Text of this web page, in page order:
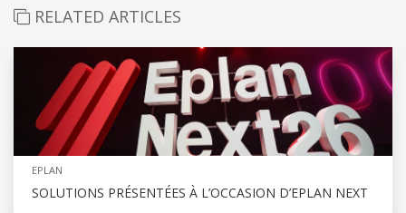
RELATED ARTICLES
EPLAN
SOLUTIONS PRÉSENTÉES À L’OCCASION D’EPLAN NEXT